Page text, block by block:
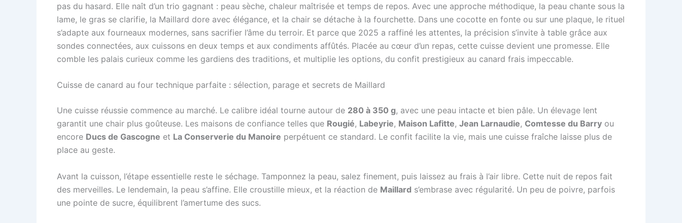
pas du hasard. Elle naît d’un trio gagnant : peau sèche, chaleur maîtrisée et temps de repos. Avec une approche méthodique, la peau chante sous la
lame, le gras se clarifie, la Maillard dore avec élégance, et la chair se détache à la fourchette. Dans une cocotte en fonte ou sur une plaque, le rituel
s’adapte aux fourneaux modernes, sans sacrifier l’âme du terroir. Et parce que 2025 a raffiné les attentes, la précision s’invite à table grâce aux
sondes connectées, aux cuissons en deux temps et aux condiments affûtés. Placée au cœur d’un repas, cette cuisse devient une promesse. Elle
comble les palais curieux comme les gardiens des traditions, et multiplie les options, du confit prestigieux au canard frais impeccable.
Cuisse de canard au four technique parfaite : sélection, parage et secrets de Maillard
Une cuisse réussie commence au marché. Le calibre idéal tourne autour de 280 à 350 g, avec une peau intacte et bien pâle. Un élevage lent
garantit une chair plus goûteuse. Les maisons de confiance telles que Rougié, Labeyrie, Maison Lafitte, Jean Larnaudie, Comtesse du Barry ou
encore Ducs de Gascogne et La Conserverie du Manoire perpétuent ce standard. Le confit facilite la vie, mais une cuisse fraîche laisse plus de
place au geste.
Avant la cuisson, l’étape essentielle reste le séchage. Tamponnez la peau, salez finement, puis laissez au frais à l’air libre. Cette nuit de repos fait
des merveilles. Le lendemain, la peau s’affine. Elle croustille mieux, et la réaction de Maillard s’embrase avec régularité. Un peu de poivre, parfois
une pointe de sucre, équilibrent l’amertume des sucs.